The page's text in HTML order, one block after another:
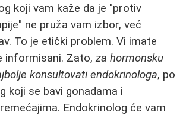
koji vam kaže da je "protiv
ne pruža vam izbor, već
To je etički problem. Vi imate
informisani. Zato, za hormonsku
konsultovati endokrinologa, po
koji se bavi gonadama i
Endokrinolog će vam